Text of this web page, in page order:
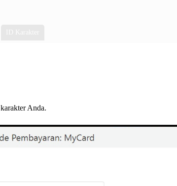
ID Karakter
Anda.